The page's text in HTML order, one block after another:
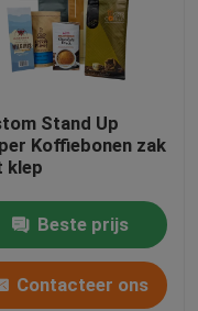
Stand Up
Koffiebonen zak
klep
Beste prijs
Contacteer ons